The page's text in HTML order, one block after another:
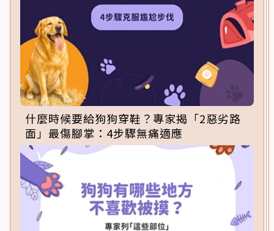
什麼時候要給狗狗穿鞋？專家揭「2惡劣路
面」最傷腳掌：4步驟無痛適應